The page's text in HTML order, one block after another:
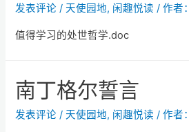
发表评论 / 天使园地, 闲趣悦读 / 作者：
值得学习的处世哲学.doc
南丁格尔誓言
发表评论 / 天使园地, 闲趣悦读 / 作者：